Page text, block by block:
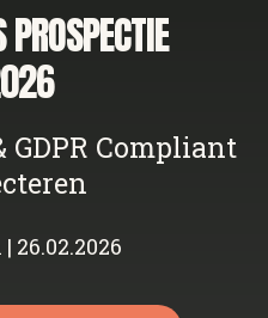
GDPR Compliant